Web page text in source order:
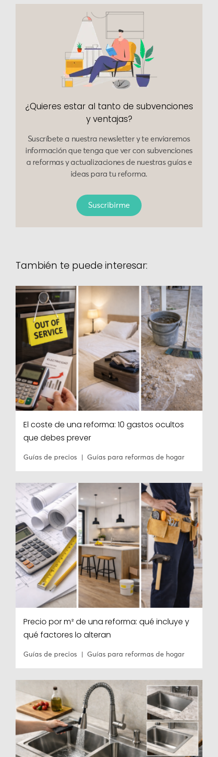
¿Quieres estar al tanto de subvenciones
y ventajas?
Suscríbete a nuestra newsletter y te enviaremos
información que tenga que ver con subvenciones
a reformas y actualizaciones de nuestras guías e
ideas para tu reforma.
Suscribirme
También te puede interesar:
El coste de una reforma: 10 gastos ocultos
que debes prever
Guías de precios Guías para reformas de hogar
Precio por m² de una reforma: qué incluye y
qué factores lo alteran
Guías de precios Guías para reformas de hogar